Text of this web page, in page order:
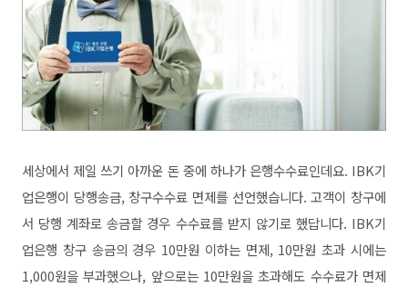
세상에서 제일 쓰기 아까운 돈 중에 하나가 은행수수료인데요. IBK기
업은행이 당행송금, 창구수수료 면제를 선언했습니다. 고객이 창구에
서 당행 계좌로 송금할 경우 수수료를 받지 않기로 했답니다. IBK기
업은행 창구 송금의 경우 10만원 이하는 면제, 10만원 초과 시에는
1,000원을 부과했으나, 앞으로는 10만원을 초과해도 수수료가 면제